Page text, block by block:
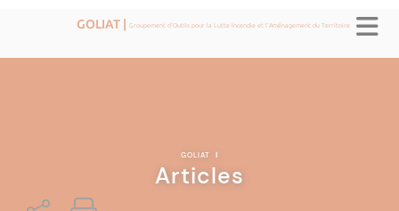
GOLIAT |Groupement d'Outils pour la Lutte Incendie et l'Aménagement du Territoire
GOLIAT |
Articles